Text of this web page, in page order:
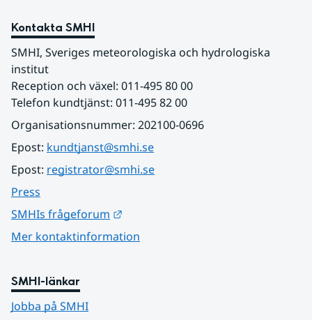
Kontakta SMHI
SMHI, Sveriges meteorologiska och hydrologiska
institut
Reception och växel: 011-495 80 00
Telefon kundtjänst: 011-495 82 00
Organisationsnummer: 202100-0696
Epost: kundtjanst@smhi.se
Epost: registrator@smhi.se
Press
SMHIs frågeforum
Mer kontaktinformation
SMHI-länkar
Jobba på SMHI